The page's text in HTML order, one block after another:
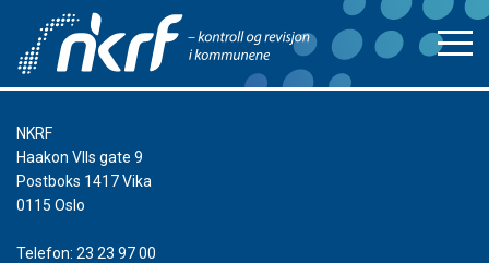
NKRF
Haakon VIIs gate 9
Postboks 1417 Vika
0115 Oslo
Telefon: 23 23 97 00